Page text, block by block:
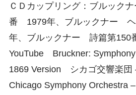
ＣＤカップリング：ブルック
番 1979年、ブルックナー
年、ブルックナー 詩篇第
YouTube Bruckner:
1869 Version シカゴ交響楽
Chicago Symphony Orchestra